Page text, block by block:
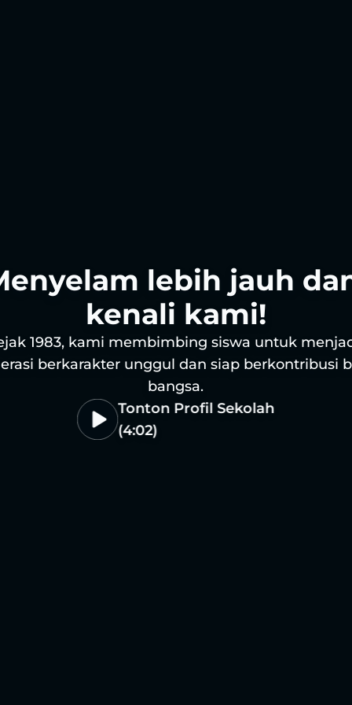
lebih jauh
kenali kami!
1983, kami membimbing siswa untuk
berkarakter unggul dan siap berkontribusi
bangsa.
Tonton Profil Sekolah
(4:02)